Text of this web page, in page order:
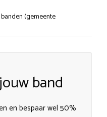
(gemeente
band
en bespaar wel 50%